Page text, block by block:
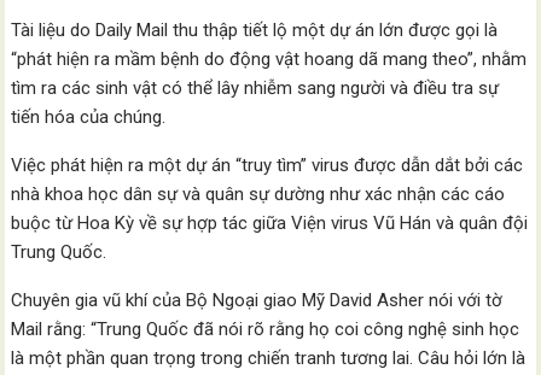
Tài liệu do Daily Mail thu thập tiết lộ một dự án lớn được gọi là
“phát hiện ra mầm bệnh do động vật hoang dã mang theo”, nhằm
tìm ra các sinh vật có thể lây nhiễm sang người và điều tra sự
tiến hóa của chúng.
Việc phát hiện ra một dự án “truy tìm” virus được dẫn dắt bởi các
nhà khoa học dân sự và quân sự dường như xác nhận các cáo
buộc từ Hoa Kỳ về sự hợp tác giữa Viện virus Vũ Hán và quân đội
Trung Quốc.
Chuyên gia vũ khí của Bộ Ngoại giao Mỹ David Asher nói với tờ
Mail rằng: “Trung Quốc đã nói rõ rằng họ coi công nghệ sinh học
là một phần quan trọng trong chiến tranh tương lai. Câu hỏi lớn là